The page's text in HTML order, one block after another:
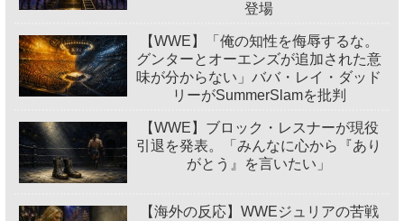
登場
【WWE】「俺の知性を侮辱するな。
グンターとオーエンズが追加された意
味が分からない」ババ・レイ・ダッド
リーがSummerSlamを批判
【WWE】ブロック・レスナーが現役
引退を発表。「みんなに心から『あり
がとう』を言いたい」
【海外の反応】WWEジュリアの苦戦